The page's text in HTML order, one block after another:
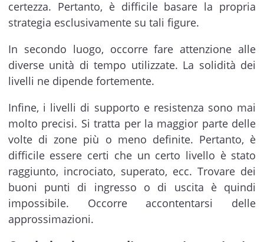
certezza. Pertanto, è difficile basare la propria
strategia esclusivamente su tali figure.
In secondo luogo, occorre fare attenzione alle
diverse unità di tempo utilizzate. La solidità dei
livelli ne dipende fortemente.
Infine, i livelli di supporto e resistenza sono mai
molto precisi. Si tratta per la maggior parte delle
volte di zone più o meno definite. Pertanto, è
difficile essere certi che un certo livello è stato
raggiunto, incrociato, superato, ecc. Trovare dei
buoni punti di ingresso o di uscita è quindi
impossibile. Occorre accontentarsi delle
approssimazioni.